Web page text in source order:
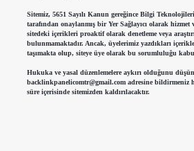
Sitemiz, 5651 Sayılı Kanun gereğince Bilgi
tarafından onaylanmış bir Yer Sağlayıcı olarak hizmet
sitedeki içerikleri proaktif olarak denetleme veya
bulunmamaktadır. Ancak, üyelerimiz yazdıkları
taşımakta olup, siteye üye olarak bu sorumluluğu
Hukuka ve yasal düzenlemelere aykırı olduğunu
backlinkpanelicomtr@gmail.comadresine bildirmeniz
süre içerisinde sitemizden kaldırılacaktır.